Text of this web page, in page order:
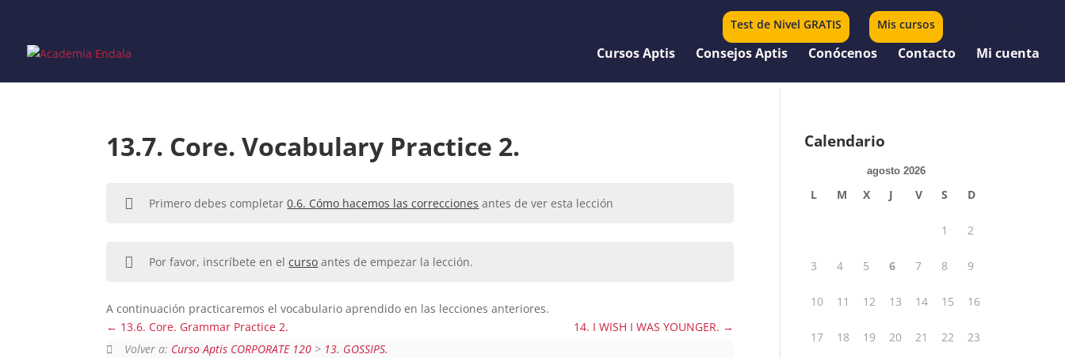
Test de Nivel GRATIS Mis cursos
Cursos Aptis Consejos Aptis Conócenos Contacto Mi cuenta
13.7. Core. Vocabulary Practice 2.
Primero debes completar0.6. Cómo hacemos las correcciones antes de ver esta lección
Por favor, inscríbete en elcurso antes de empezar la lección.
A continuación practicaremos el vocabulario aprendido en las lecciones anteriores.
13.6. Core. Grammar Practice 2.
14. I WISH I WAS YOUNGER.
Volver a: Curso Aptis CORPORATE 120 > 13. GOSSIPS.
Calendario
agosto 2026
L M X J V S D
1 2
3 4 5 6 7 8 9
10 11 12 13 14 15 16
17 18 19 20 21 22 23